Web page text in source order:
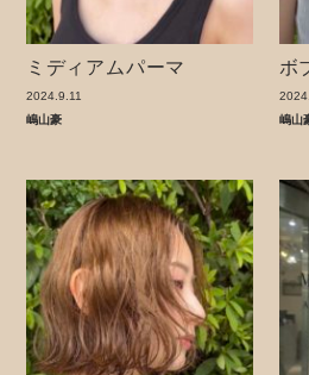
ミディアムパーマ
2024.9.11
嶋山豪
ボ
嶋山